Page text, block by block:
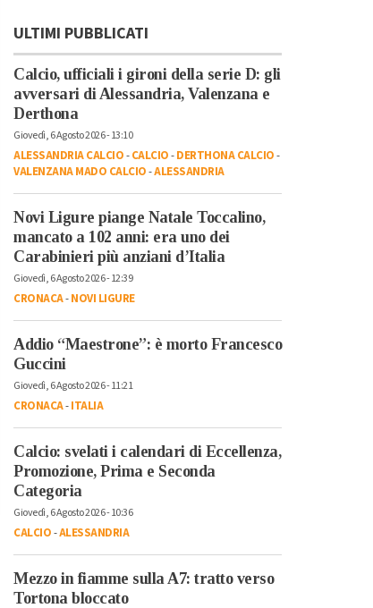
ULTIMI PUBBLICATI
Calcio, ufficiali i gironi della serie D: gli
avversari di Alessandria, Valenzana e
Derthona
Giovedì, 6 Agosto 2026 - 13:10
ALESSANDRIA CALCIO-CALCIO-DERTHONA CALCIO-
VALENZANA MADO CALCIO-ALESSANDRIA
Novi Ligure piange Natale Toccalino,
mancato a 102 anni: era uno dei
Carabinieri più anziani d’Italia
Giovedì, 6 Agosto 2026 - 12:39
CRONACA-NOVI LIGURE
Addio “Maestrone”: è morto Francesco
Guccini
Giovedì, 6 Agosto 2026 - 11:21
CRONACA-ITALIA
Calcio: svelati i calendari di Eccellenza,
Promozione, Prima e Seconda
Categoria
Giovedì, 6 Agosto 2026 - 10:36
CALCIO-ALESSANDRIA
Mezzo in fiamme sulla A7: tratto verso
Tortona bloccato